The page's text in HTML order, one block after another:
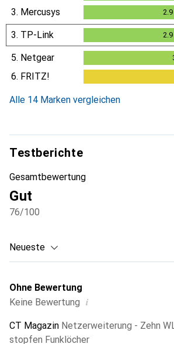
3. Mercusys 2.9
3. TP-Link 2.9
5. Netgear
6. FRITZ!
Alle 14 Marken vergleichen
Testberichte
Gesamtbewertung
Gut
76/100
Neueste
Ohne Bewertung
Keine Bewertung i
CT Magazin Netzerweiterung - Zehn
stopfen Funklöcher